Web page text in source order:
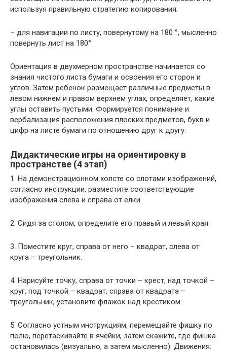
используя правильную стратегию копирования;
– для навигации по листу, повернутому на 180 °, мысленно
повернуть лист на 180°.
Ориентация в двухмерном пространстве начинается со
знания чистого листа бумаги и освоения его сторон и
углов. Затем ребенок размещает различные предметы в
левом нижнем и правом верхнем углах, определяет, какие
углы оставить пустыми. Формируется понимание и
вербализация расположения плоских предметов, букв и
цифр на листе бумаги по отношению друг к другу.
Дидактические игры на ориентировку в
пространстве (4 этап)
1. На демонстрационном холсте со слотами изображений,
согласно инструкции, разместите соответствующие
изображения слева и справа от елки.
2. Сидя за столом, определите его правый и левый края.
3. Поместите круг, справа от него – квадрат, слева от
круга – треугольник.
4. Нарисуйте точку, справа от точки – крест, над точкой –
круг, под точкой – квадрат, справа от квадрата –
треугольник, установите флажок над крестиком.
5. Согласно устным инструкциям, перемещайте фишку по
полю, перетаскивайте в ячейки, затем скажите, где фишка
остановилась (визуально, а затем мысленно). Движения: